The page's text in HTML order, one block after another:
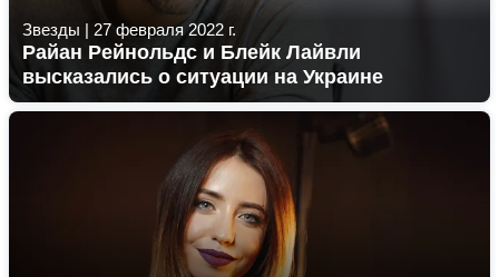
Звезды | 27 февраля 2022 г.
Райан Рейнольдс и Блейк Лайвли
высказались о ситуации на Украине